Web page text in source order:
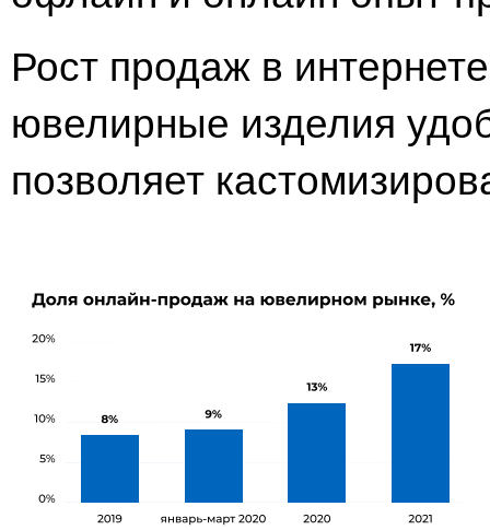
Рост продаж в
ювелирные изделия
позволяет